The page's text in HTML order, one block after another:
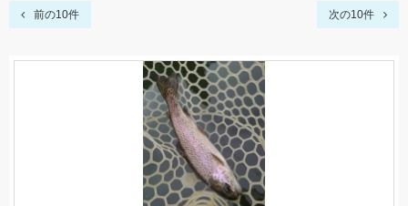
前の10件 次の10件